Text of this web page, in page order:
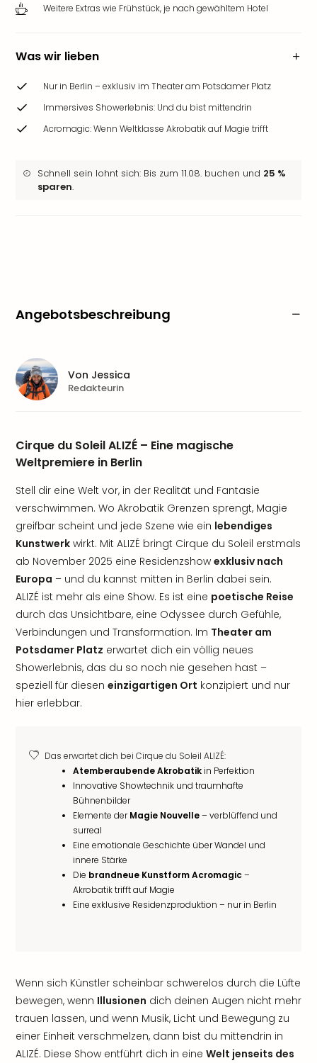
Weitere Extras wie Frühstück, je nach gewähltem Hotel
Was wir lieben
Nur in Berlin – exklusiv im Theater am Potsdamer Platz
Immersives Showerlebnis: Und du bist mittendrin
Acromagic: Wenn Weltklasse Akrobatik auf Magie trifft
Schnell sein lohnt sich: Bis zum 11.08. buchen und 25 %
sparen.
Angebotsbeschreibung
Cirque du Soleil ALIZÉ – Eine magische
Weltpremiere in Berlin
Stell dir eine Welt vor, in der Realität und Fantasie
verschwimmen. Wo Akrobatik Grenzen sprengt, Magie
greifbar scheint und jede Szene wie ein lebendiges
Kunstwerk wirkt. Mit ALIZÉ bringt Cirque du Soleil erstmals
ab November 2025 eine Residenzshow exklusiv nach
Europa – und du kannst mitten in Berlin dabei sein.
ALIZÉ ist mehr als eine Show. Es ist eine poetische Reise
durch das Unsichtbare, eine Odyssee durch Gefühle,
Verbindungen und Transformation. Im Theater am
Potsdamer Platz erwartet dich ein völlig neues
Showerlebnis, das du so noch nie gesehen hast –
speziell für diesen einzigartigen Ort konzipiert und nur
hier erlebbar.
Das erwartet dich bei Cirque du Soleil ALIZÉ:
Atemberaubende Akrobatik in Perfektion
Innovative Showtechnik und traumhafte
Bühnenbilder
Elemente derMagie Nouvelle– verblüffend und
surreal
Eine emotionale Geschichte über Wandel und
innere Stärke
Die brandneue Kunstform Acromagic–
Akrobatik trifft auf Magie
Eine exklusive Residenzproduktion – nur in Berlin
Wenn sich Künstler scheinbar schwerelos durch die Lüfte
bewegen, wenn Illusionen dich deinen Augen nicht mehr
trauen lassen, und wenn Musik, Licht und Bewegung zu
einer Einheit verschmelzen, dann bist du mittendrin in
ALIZÉ. Diese Show entführt dich in eine Welt jenseits des
Von Jessica
Redakteurin